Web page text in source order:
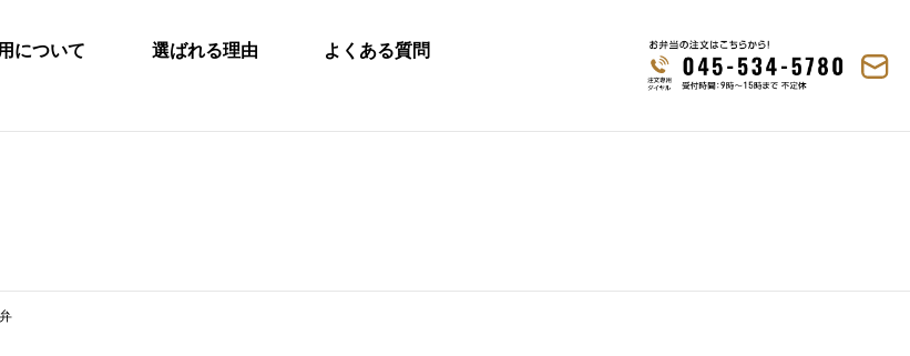
について 選ばれる理由
よくある質問